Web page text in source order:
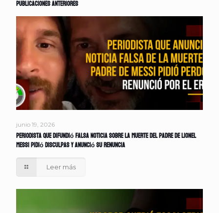
Publicaciones anteriores
junio 19, 2026
Periodista que difundió falsa noticia sobre la muerte del padre de Lionel
Messi pidió disculpas y anunció su renuncia
Leer más